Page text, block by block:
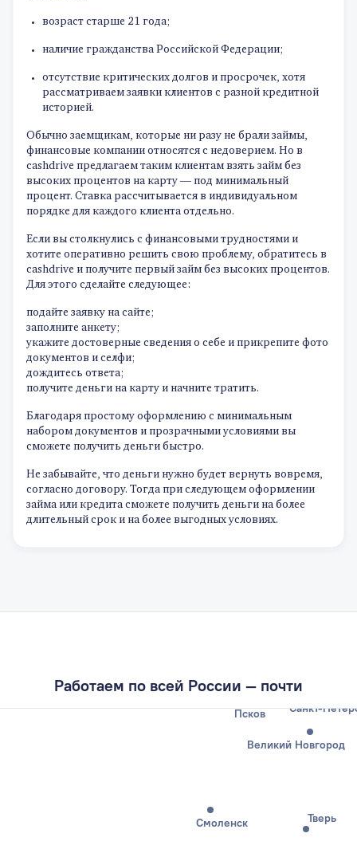
возраст старше 21 года;
наличие гражданства Российской Федерации;
отсутствие критических долгов и просрочек, хотя
рассматриваем заявки клиентов с разной кредитной
историей.
Обычно заемщикам, которые ни разу не брали займы,
финансовые компании относятся с недоверием. Но в
cashdrive предлагаем таким клиентам взять займ без
высоких процентов на карту — под минимальный
процент. Ставка рассчитывается в индивидуальном
порядке для каждого клиента отдельно.
Если вы столкнулись с финансовыми трудностями и
хотите оперативно решить свою проблему, обратитесь в
cashdrive и получите первый займ без высоких процентов.
Для этого сделайте следующее:
подайте заявку на сайте;
заполните анкету;
укажите достоверные сведения о себе и прикрепите фото
документов и селфи;
дождитесь ответа;
получите деньги на карту и начните тратить.
Благодаря простому оформлению с минимальным
набором документов и прозрачными условиями вы
сможете получить деньги быстро.
Не забывайте, что деньги нужно будет вернуть вовремя,
согласно договору. Тогда при следующем оформлении
займа или кредита сможете получить деньги на более
длительный срок и на более выгодных условиях.
Работаем по всей России — почти
Псков
Великий Новгород
Тверь
Смоленск
Санкт-